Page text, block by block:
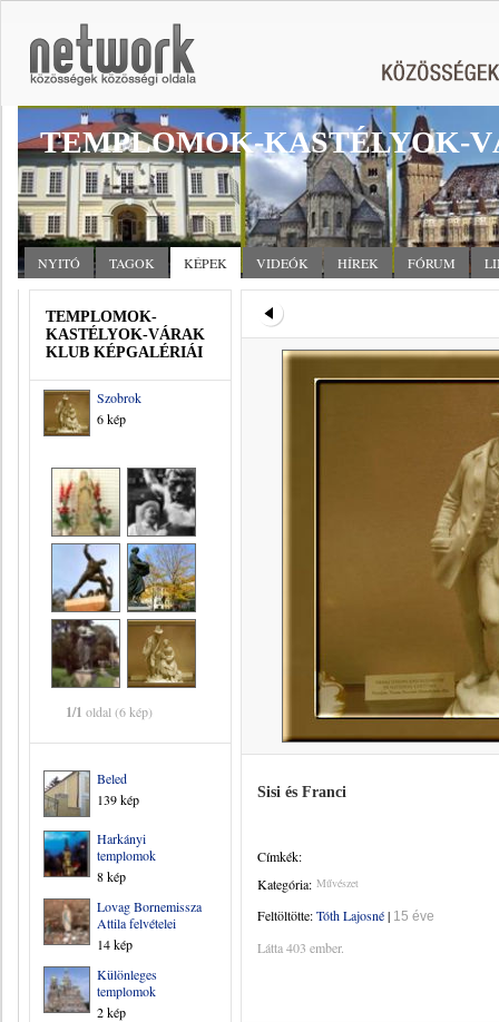
TEMPLOMOK-KASTÉLYOK-
NYITÓ TAGOK KÉPEK VIDEÓK HÍREK FÓRUM
TEMPLOMOK-
KASTÉLYOK-VÁRAK
KLUB KÉPGALÉRIÁI
Szobrok
6 kép
1/1 oldal (6 kép)
Beled
139 kép
Harkányi
templomok
8 kép
Lovag Bornemissza
Attila felvételei
14 kép
Különleges
templomok
2 kép
Sisi és Franci
Címkék:
Kategória: Művészet
Feltöltötte:Tóth Lajosné| 15 éve
Látta 403 ember.